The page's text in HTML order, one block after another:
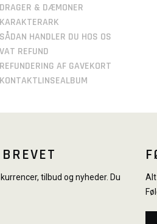
DRAGER & DÆMONER
KARAKTERARK
SÅDAN HANDLER DU HOS OS
VAT REFUND
REFUNDERING AF GAVEKORT
KONTAKTLINSEALBUM
tilbud og nyheder. Du
Alt